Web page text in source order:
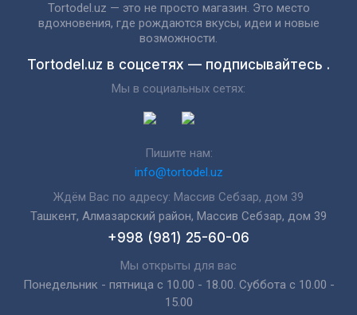
Tortodel.uz — это не просто магазин. Это место
вдохновения, где рождаются вкусы, идеи и новые
возможности.
Tortodel.uz в соцсетях — подписывайтесь .
Мы в социальных сетях:
Пишите нам:
info@tortodel.uz
Ждём Вас по адресу: Массив Себзар, дом 39
Ташкент, Алмазарский район, Массив Себзар, дом 39
+998 (981) 25-60-06
Мы открыты для вас
Понедельник - пятница с 10.00 - 18.00. Суббота с 10.00 -
15.00